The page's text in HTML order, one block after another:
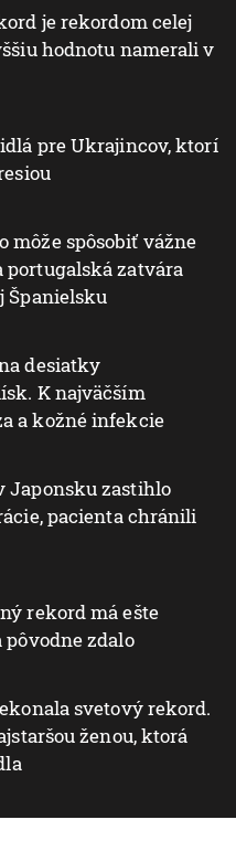
je rekordom celej
hodnotu namerali v
pre Ukrajincov, ktorí
môže spôsobiť vážne
zatvára
Španielsku
desiatky
K najväčším
a kožné infekcie
Japonsku zastihlo
pacienta chránili
rekord má ešte
pôvodne zdalo
svetový rekord.
ženou, ktorá